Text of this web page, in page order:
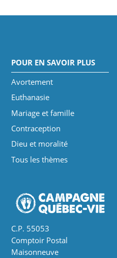
POUR EN SAVOIR PLUS
Avortement
Euthanasie
Mariage et famille
Contraception
Dieu et moralité
Tous les thèmes
C.P. 55053
Comptoir Postal
Maisonneuve